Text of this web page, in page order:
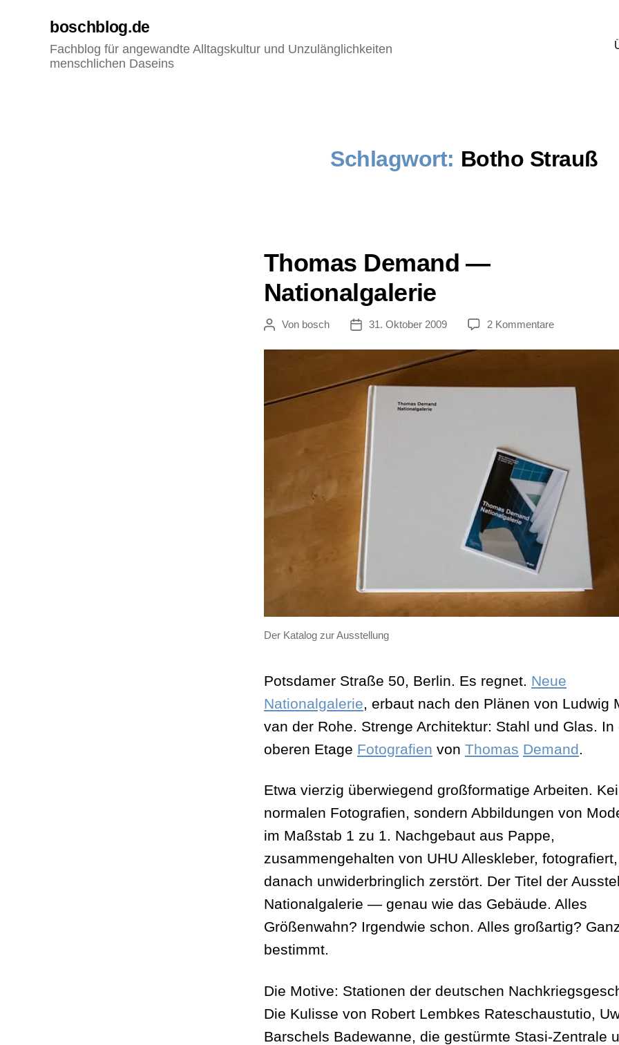
boschblog.de
Fachblog für angewandte Alltagskultur und Unzulänglichkeiten
menschlichen Daseins
Schlagwort: Botho Strauß
Thomas Demand —
Nationalgalerie
Beitragsautor
Von bosch Veröffentlichungsdatum
31. Oktober 2009 2 Kommentarezu
Nationalgalerie
Der Katalog zur Ausstellung
Potsdamer Straße 50, Berlin. Es regnet. Neue
Nationalgalerie, erbaut nach den Plänen von Ludwig
van der Rohe. Strenge Architektur: Stahl und Glas. In
oberen Etage Fotografien von Thomas Demand.
Etwa vierzig überwiegend großformatige Arbeiten.
normalen Fotografien, sondern Abbildungen von
im Maßstab 1 zu 1. Nachgebaut aus Pappe,
zusammengehalten von UHU Alleskleber, fotografiert,
danach unwiderbringlich zerstört. Der Titel der
Nationalgalerie — genau wie das Gebäude. Alles
Größenwahn? Irgendwie schon. Alles großartig?
bestimmt.
Die Motive: Stationen der deutschen
Die Kulisse von Robert Lembkes Rateschaustutio,
Barschels Badewanne, die gestürmte Stasi-Zentrale